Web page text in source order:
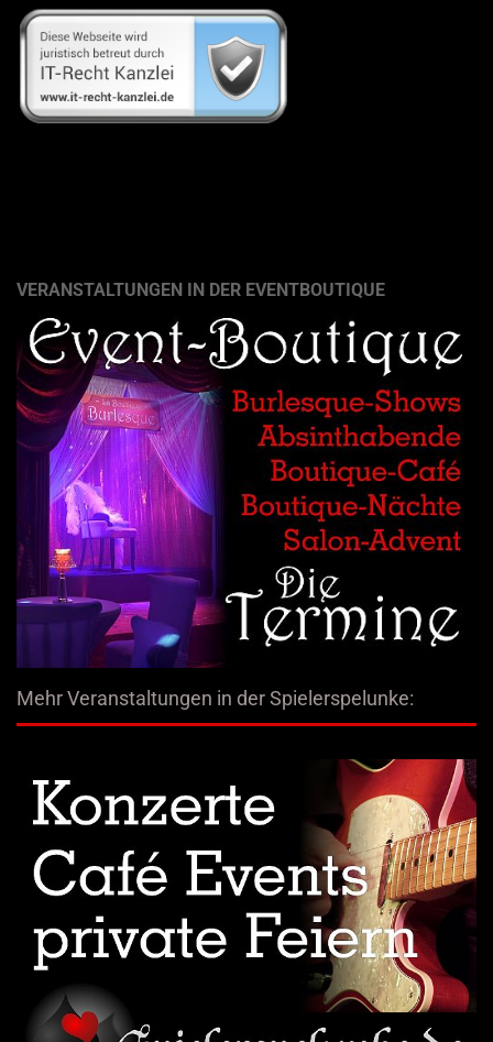
VERANSTALTUNGEN IN DER EVENTBOUTIQUE
Mehr Veranstaltungen in der Spielerspelunke: